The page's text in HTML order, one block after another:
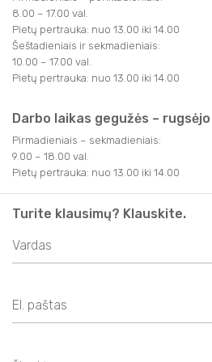
KITI
KALĖDINIAI RENGINIAI
SVEIKATINIMO
AKTYVIOS PRAMOGOS
KONFERENCIJŲ
TRAKIEČIO KORTELĖ
NAUDINGA
TURISTO RINKLIAVA
LEIDINIAI
INFORMACIJA VERSLUI
8.00 – 17.00 val.
Pietų pertrauka: nuo 13.00 iki 14.00
Šeštadieniais ir sekmadieniais:
10.00 – 17.00 val.
Pietų pertrauka: nuo 13.00 iki 14.00
Darbo laikas gegužės – rugsėjo
Pirmadieniais – sekmadieniais:
9.00 – 18.00 val.
Pietų pertrauka: nuo 13.00 iki 14.00
Turite klausimų? Klauskite.
FILMAI
KALĖDINIAI RENGINIAI
TRAKAI JUMS
KONFERENCIJŲ ORGANIZAVIMAS
TRAKIEČIO KORTELĖ
STOVYKLOS